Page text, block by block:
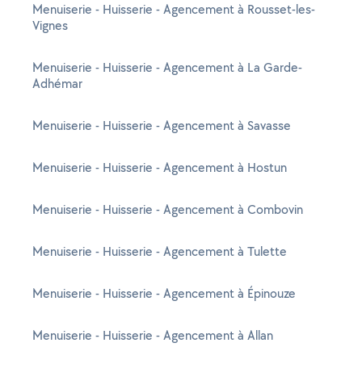
Menuiserie - Huisserie - Agencement à Rousset-les-
Vignes
Menuiserie - Huisserie - Agencement à La Garde-
Adhémar
Menuiserie - Huisserie - Agencement à Savasse
Menuiserie - Huisserie - Agencement à Hostun
Menuiserie - Huisserie - Agencement à Combovin
Menuiserie - Huisserie - Agencement à Tulette
Menuiserie - Huisserie - Agencement à Épinouze
Menuiserie - Huisserie - Agencement à Allan